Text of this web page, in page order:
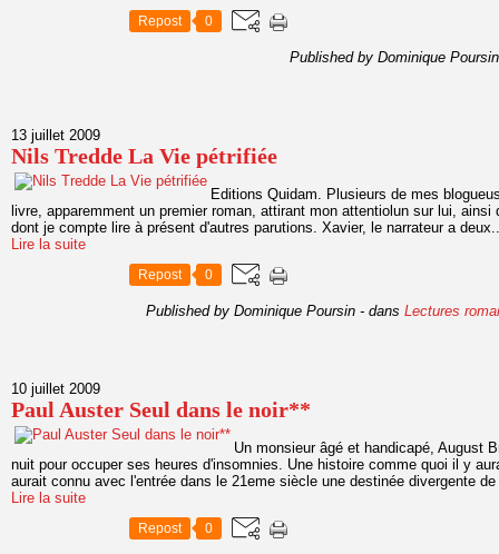
Repost 0
Published by Dominique Poursin
13 juillet 2009
Nils Tredde La Vie pétrifiée
Editions Quidam. Plusieurs de mes
livre, apparemment un premier roman, attirant mon attentiolun sur lui,
dont je compte lire à présent d'autres parutions. Xavier, le narrateur a
Lire la suite
Repost 0
Published by Dominique Poursin - dans Lectures
10 juillet 2009
Paul Auster Seul dans le noir**
Un monsieur âgé et handicapé, August
nuit pour occuper ses heures d'insomnies. Une histoire comme quoi il y
aurait connu avec l'entrée dans le 21eme siècle une destinée divergente
Lire la suite
Repost 0